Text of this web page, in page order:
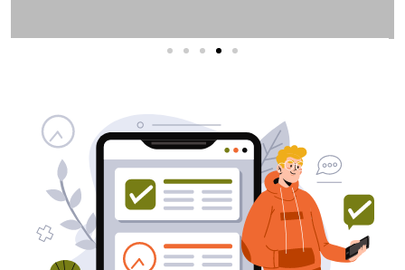
בעל/ת עסק? סוכנות ניהול מוניטין
לקידום, שיווק ופרסום באינטרנט
כאן עבורך!
לפרטים